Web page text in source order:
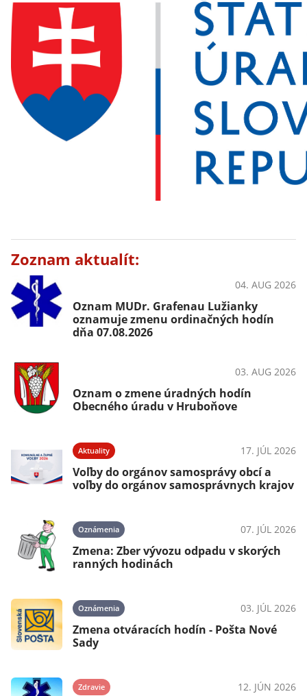
Zoznam aktualít:
04. AUG 2026
Oznam MUDr. Grafenau Lužianky
oznamuje zmenu ordinačných hodín
dňa 07.08.2026
03. AUG 2026
Oznam o zmene úradných hodín
Obecného úradu v Hruboňove
Aktuality 17. JÚL 2026
Voľby do orgánov samosprávy obcí a
voľby do orgánov samosprávnych krajov
Oznámenia 07. JÚL 2026
Zmena: Zber vývozu odpadu v skorých
ranných hodinách
Oznámenia 03. JÚL 2026
Zmena otváracích hodín - Pošta Nové
Sady
Zdravie 12. JÚN 2026